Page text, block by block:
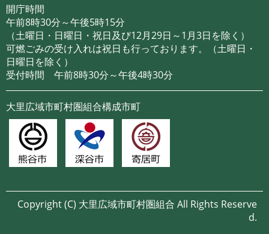
開庁時間
午前8時30分～午後5時15分
（土曜日・日曜日・祝日及び12月29日～1月3日を除く）
可燃ごみの受け入れは祝日も行っております。（土曜日・
日曜日を除く）
受付時間 午前8時30分～午後4時30分
大里広域市町村圏組合構成市町
Copyright (C) 大里広域市町村圏組合 All Rights Reserve
d.